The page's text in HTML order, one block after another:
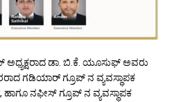
ಡಾ. ಬಿ.ಕೆ. ಯೂಸುಫ್ ಅವರು
ಗಡಿಯಾರ್ ಗ್ರೂಪ್ ನ ವ್ಯವಸ್ಥಾಪಕ
ನಫೀಸ್ ಗ್ರೂಪ್ ನ ವ್ಯವಸ್ಥಾಪಕ